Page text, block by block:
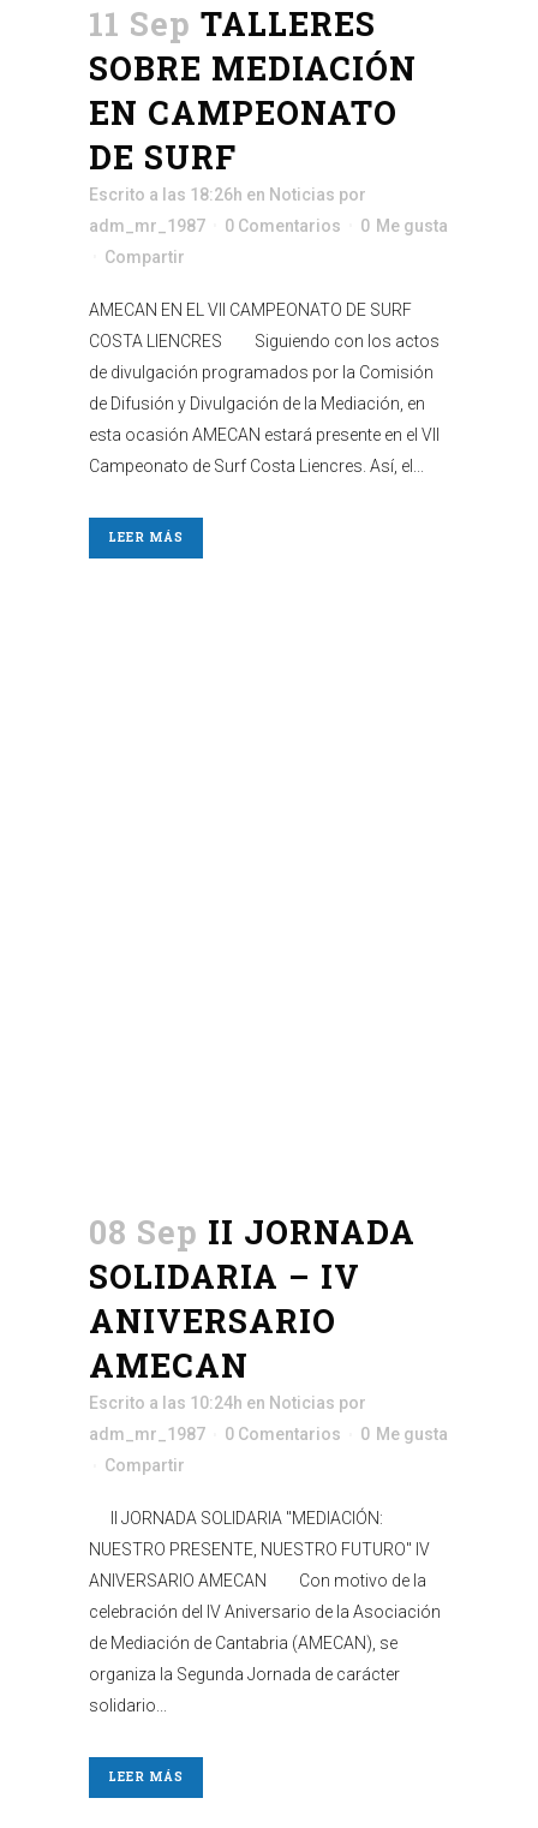
11 Sep TALLERES
SOBRE MEDIACIÓN
EN CAMPEONATO
DE SURF
Escrito a las 18:26h en Noticias por
adm_mr_1987
0 Comentarios 0 Me gusta
Compartir
AMECAN EN EL VII CAMPEONATO DE SURF
COSTA LIENCRES Siguiendo con los actos
de divulgación programados por la Comisión
de Difusión y Divulgación de la Mediación, en
esta ocasión AMECAN estará presente en el VII
Campeonato de Surf Costa Liencres. Así, el...
LEER MÁS
08 Sep II JORNADA
SOLIDARIA – IV
ANIVERSARIO
AMECAN
Escrito a las 10:24h en Noticias por
adm_mr_1987
0 Comentarios 0 Me gusta
Compartir
II JORNADA SOLIDARIA "MEDIACIÓN:
NUESTRO PRESENTE, NUESTRO FUTURO" IV
ANIVERSARIO AMECAN Con motivo de la
celebración del IV Aniversario de la Asociación
de Mediación de Cantabria (AMECAN), se
organiza la Segunda Jornada de carácter
solidario...
LEER MÁS